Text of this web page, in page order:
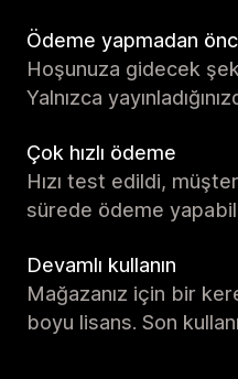
Ödeme yapmadan
Hoşunuza gidecek
Yalnızca
Çok hızlı ödeme
Hızı test edildi,
sürede ödeme
Devamlı kullanın
Mağazanız için bir
boyu lisans. Son